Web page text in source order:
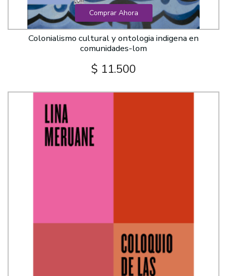
Comprar Ahora
Colonialismo cultural y ontologia indigena en
comunidades-lom
$ 11.500